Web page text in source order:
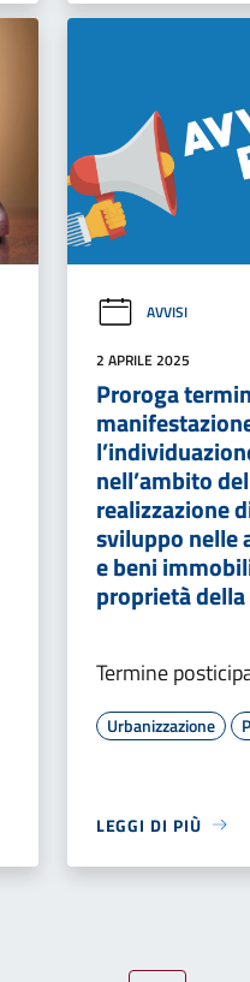
AVVISI
2 APRILE 2025
Proroga
nell’ambito
realizzazione
sviluppo nelle
e beni
proprietà
Termine
Urbanizzazione
LEGGI DI PIÙ